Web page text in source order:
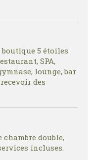
5 étoiles
SPA,
lounge, bar
des
double,
incluses.